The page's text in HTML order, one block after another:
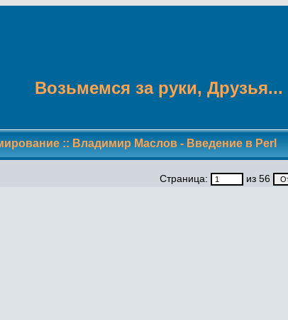
Возьмемся за руки, Друзья...
:: Владимир Маслов - Введение в Perl
Страница: из 56